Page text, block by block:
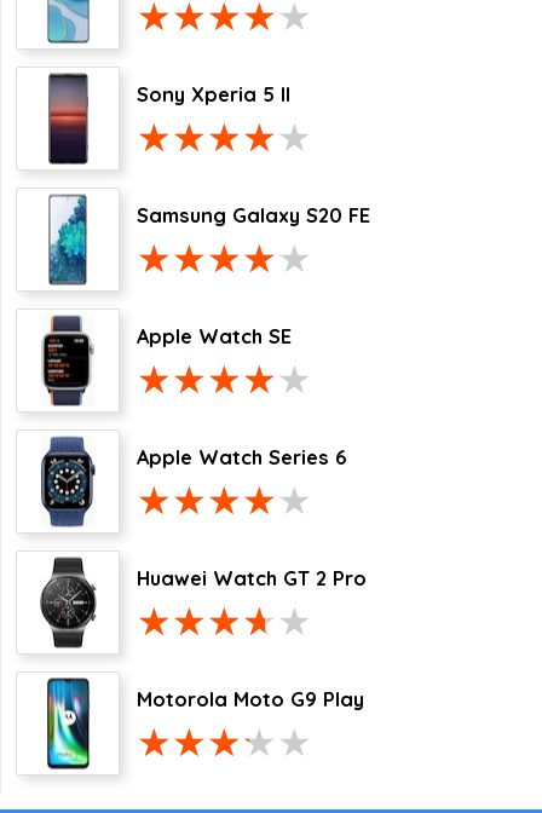
Sony Xperia 5 II
Samsung Galaxy S20 FE
Apple Watch SE
Apple Watch Series 6
Huawei Watch GT 2 Pro
Motorola Moto G9 Play